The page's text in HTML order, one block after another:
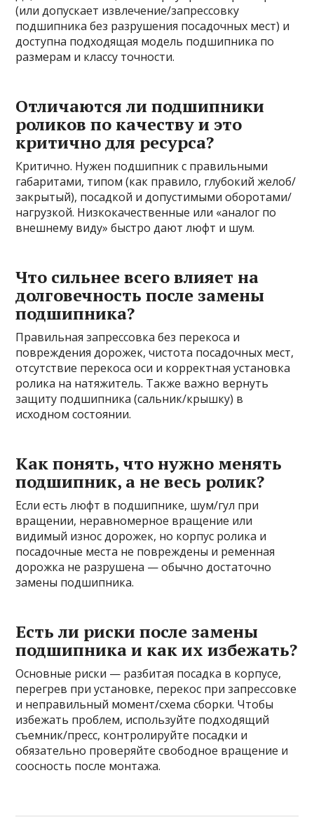
(или допускает извлечение/запрессовку
подшипника без разрушения посадочных мест) и
доступна подходящая модель подшипника по
размерам и классу точности.
Отличаются ли подшипники
роликов по качеству и это
критично для ресурса?
Критично. Нужен подшипник с правильными
габаритами, типом (как правило, глубокий желоб/
закрытый), посадкой и допустимыми оборотами/
нагрузкой. Низкокачественные или «аналог по
внешнему виду» быстро дают люфт и шум.
Что сильнее всего влияет на
долговечность после замены
подшипника?
Правильная запрессовка без перекоса и
повреждения дорожек, чистота посадочных мест,
отсутствие перекоса оси и корректная установка
ролика на натяжитель. Также важно вернуть
защиту подшипника (сальник/крышку) в
исходном состоянии.
Как понять, что нужно менять
подшипник, а не весь ролик?
Если есть люфт в подшипнике, шум/гул при
вращении, неравномерное вращение или
видимый износ дорожек, но корпус ролика и
посадочные места не повреждены и ременная
дорожка не разрушена — обычно достаточно
замены подшипника.
Есть ли риски после замены
подшипника и как их избежать?
Основные риски — разбитая посадка в корпусе,
перегрев при установке, перекос при запрессовке
и неправильный момент/схема сборки. Чтобы
избежать проблем, используйте подходящий
съемник/пресс, контролируйте посадки и
обязательно проверяйте свободное вращение и
соосность после монтажа.